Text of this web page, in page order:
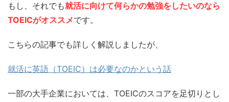
もし、それでも就活に向けて何らかの勉強をしたいのなら
TOEICがオススメです。
こちらの記事でも詳しく解説しましたが、
就活に英語（TOEIC）は必要なのかという話
一部の大手企業においては、TOEICのスコアを足切りとし